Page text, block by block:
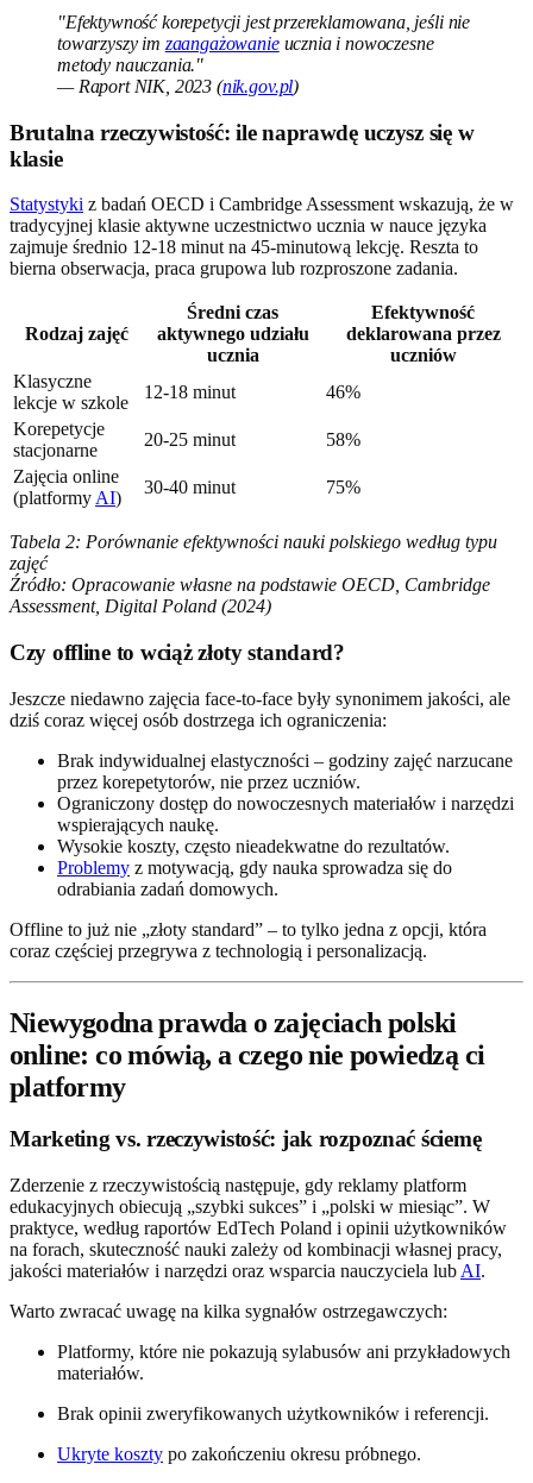
"Efektywność korepetycji jest przereklamowana, jeśli nie
towarzyszy im zaangażowanieucznia i nowoczesne
metody nauczania."
— Raport NIK, 2023 (nik.gov.pl)
Brutalna rzeczywistość: ile naprawdę uczysz się w
klasie
Statystyki z badań OECD i Cambridge Assessment wskazują, że w
tradycyjnej klasie aktywne uczestnictwo ucznia w nauce języka
zajmuje średnio 12-18 minut na 45-minutową lekcję. Reszta to
bierna obserwacja, praca grupowa lub rozproszone zadania.
Rodzaj zajęć
Średni czas
aktywnego udziału
ucznia
Efektywność
deklarowana przez
uczniów
Klasyczne
lekcje w szkole
12-18 minut
46%
Korepetycje
stacjonarne
20-25 minut
58%
Zajęcia online
(platformy AI)
30-40 minut 75%
Tabela 2: Porównanie efektywności nauki polskiego według typu
zajęć
Źródło: Opracowanie własne na podstawie OECD, Cambridge
Assessment, Digital Poland (2024)
Czy offline to wciąż złoty standard?
Jeszcze niedawno zajęcia face-to-face były synonimem jakości, ale
dziś coraz więcej osób dostrzega ich ograniczenia:
Brak indywidualnej elastyczności – godziny zajęć narzucane
przez korepetytorów, nie przez uczniów.
Ograniczony dostęp do nowoczesnych materiałów i narzędzi
wspierających naukę.
Wysokie koszty, często nieadekwatne do rezultatów.
Problemy z motywacją, gdy nauka sprowadza się do
odrabiania zadań domowych.
Offline to już nie „złoty standard” – to tylko jedna z opcji, która
coraz częściej przegrywa z technologią i personalizacją.
Niewygodna prawda o zajęciach polski
online: co mówią, a czego nie powiedzą ci
platformy
Marketing vs. rzeczywistość: jak rozpoznać ściemę
Zderzenie z rzeczywistością następuje, gdy reklamy platform
edukacyjnych obiecują „szybki sukces” i „polski w miesiąc”. W
praktyce, według raportów EdTech Poland i opinii użytkowników
na forach, skuteczność nauki zależy od kombinacji własnej pracy,
jakości materiałów i narzędzi oraz wsparcia nauczyciela lub AI.
Warto zwracać uwagę na kilka sygnałów ostrzegawczych:
Platformy, które nie pokazują sylabusów ani przykładowych
materiałów.
Brak opinii zweryfikowanych użytkowników i referencji.
Ukryte koszty po zakończeniu okresu próbnego.